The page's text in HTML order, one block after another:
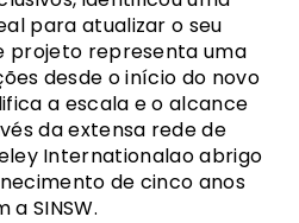
para atualizar o seu
projeto representa uma
desde o início do novo
a escala e o alcance
da extensa rede de
Internationalao abrigo
de cinco anos
a SINSW.